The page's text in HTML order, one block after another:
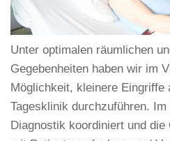
Unter optimalen räumlichen
Gegebenheiten haben wir im
Möglichkeit, kleinere Eingriffe
Tagesklinik durchzuführen.
Diagnostik koordiniert und